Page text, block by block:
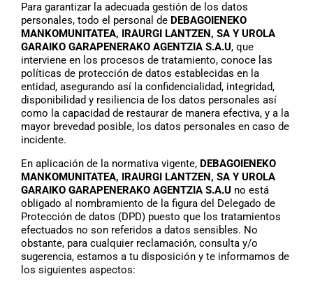
Para garantizar la adecuada gestión de los datos
personales, todo el personal de DEBAGOIENEKO
MANKOMUNITATEA, IRAURGI LANTZEN, SA Y UROLA
GARAIKO GARAPENERAKO AGENTZIA S.A.U, que
interviene en los procesos de tratamiento, conoce las
políticas de protección de datos establecidas en la
entidad, asegurando así la confidencialidad, integridad,
disponibilidad y resiliencia de los datos personales así
como la capacidad de restaurar de manera efectiva, y a la
mayor brevedad posible, los datos personales en caso de
incidente.
En aplicación de la normativa vigente, DEBAGOIENEKO
MANKOMUNITATEA, IRAURGI LANTZEN, SA Y UROLA
GARAIKO GARAPENERAKO AGENTZIA S.A.U no está
obligado al nombramiento de la figura del Delegado de
Protección de datos (DPD) puesto que los tratamientos
efectuados no son referidos a datos sensibles. No
obstante, para cualquier reclamación, consulta y/o
sugerencia, estamos a tu disposición y te informamos de
los siguientes aspectos: